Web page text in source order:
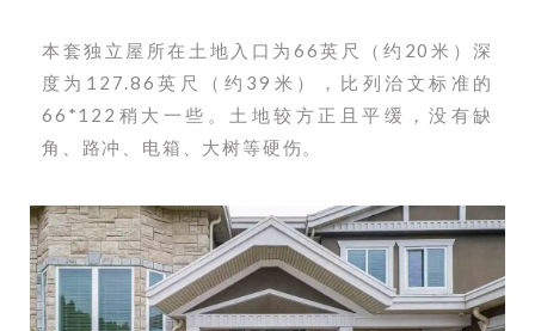
本套独立屋所在土地入口为66英尺（约20米）深
度为127.86英尺（约39米），比列治文标准的
66*122稍大一些。土地较方正且平缓，没有缺
角、路冲、电箱、大树等硬伤。